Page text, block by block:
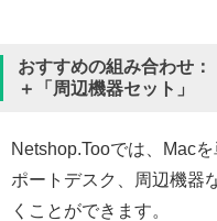
おすすめの組み合わせ：
＋「周辺機器セット」
Netshop.Tooでは、Mac
ポートデスク、周辺機器
くことができます。